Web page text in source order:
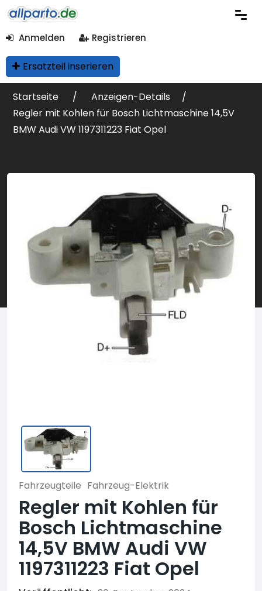
Anmelden Registrieren
Ersatzteil inserieren
Startseite
Anzeigen-Details
Regler mit Kohlen für Bosch Lichtmaschine 14,5V
BMW Audi VW 1197311223 Fiat Opel
Fahrzeugteile Fahrzeug-Elektrik
Regler mit Kohlen für
Bosch Lichtmaschine
14,5V BMW Audi VW
1197311223 Fiat Opel